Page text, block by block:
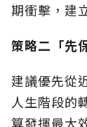
期衝擊，建
策略二「先
建議優先從
人生階段的
算發揮最大